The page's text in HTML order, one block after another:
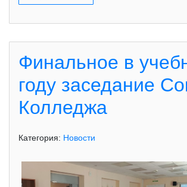
Финальное в
году заседание
Колледжа
Категория: Новости